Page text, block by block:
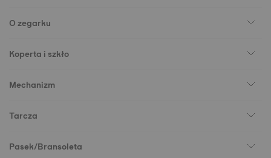
O zegarku
Koperta i szkło
Mechanizm
Tarcza
Pasek/Bransoleta